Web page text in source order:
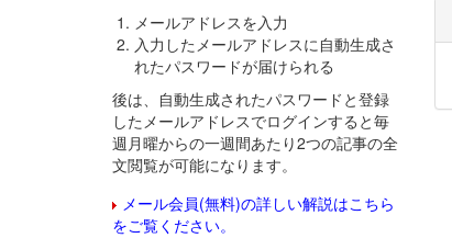
メールアドレスを入力
入力したメールアドレスに自動生成さ
れたパスワードが届けられる
後は、自動生成されたパスワードと登録
したメールアドレスでログインすると毎
週月曜からの一週間あたり2つの記事の全
文閲覧が可能になります。
メール会員(無料)の詳しい解説はこちら
をご覧ください。